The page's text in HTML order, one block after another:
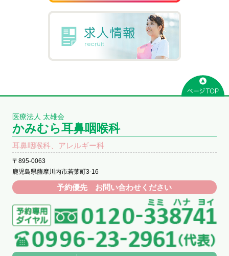
医療法人 太雄会
かみむら耳鼻咽喉科
耳鼻咽喉科、アレルギー科
〒895-0063
鹿児島県薩摩川内市若葉町3-16
予約優先 お問い合わせください